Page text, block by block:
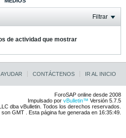
Filtrar
de actividad que mostrar
AYUDAR CONTÁCTENOS IR AL INICIO
ForoSAP online desde 2008
Impulsado por vBulletin™ Versión 5.7.5
dba vBulletin. Todos los derechos reservados.
GMT . Esta página fue generada en 16:35:49.